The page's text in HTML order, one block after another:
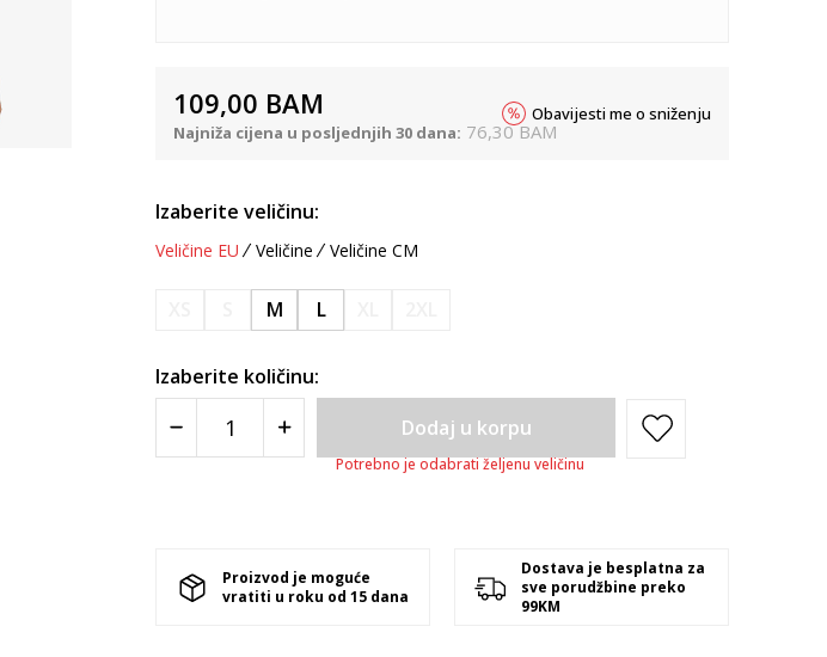
109,00 BAM
Najniža cijena u posljednjih 30 dana: 76,30 BAM
Obavijesti me o sniženju
Izaberite veličinu:
Veličine EU Veličine Veličine CM
M L
Izaberite količinu:
Dodaj u korpu
Potrebno je odabrati željenu veličinu
Proizvod je moguće
vratiti u roku od 15 dana
Dostava je besplatna za
sve porudžbine preko
99KM